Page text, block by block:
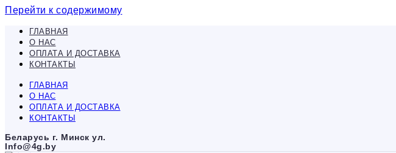
Перейти к содержимому
ГЛАВНАЯ
О НАС
ОПЛАТА И ДОСТАВКА
КОНТАКТЫ
ГЛАВНАЯ
О НАС
ОПЛАТА И ДОСТАВКА
КОНТАКТЫ
Беларусь г. Минск ул.
Info@4g.by